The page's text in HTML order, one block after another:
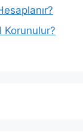
Korunulur?